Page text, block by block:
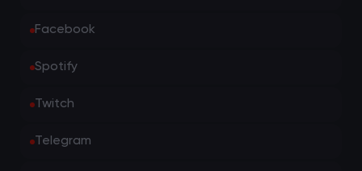
Facebook
Spotify
Twitch
Telegram